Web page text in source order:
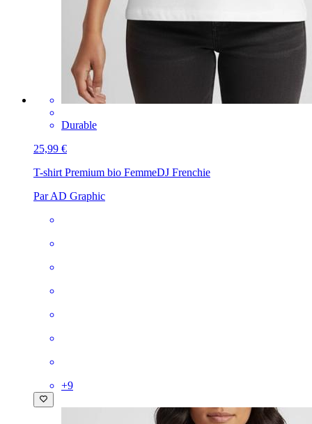
Durable
25,99 €
T-shirt Premium bio FemmeDJ Frenchie
Par AD Graphic
+9